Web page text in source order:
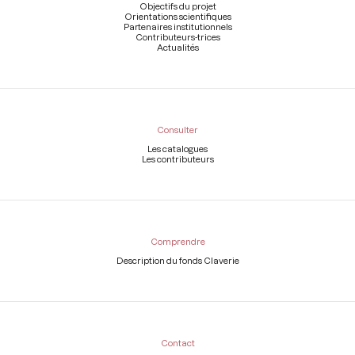
Objectifs du projet
Orientations scientifiques
Partenaires institutionnels
Contributeurs-trices
Actualités
Consulter
Les catalogues
Les contributeurs
Comprendre
Description du fonds Claverie
Contact